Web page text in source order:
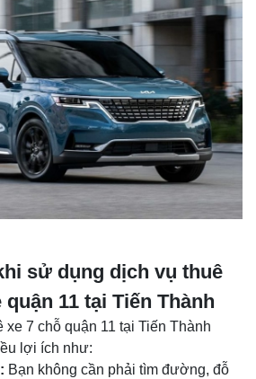
sử dụng dịch vụ thuê
11 tại Tiến Thành
xe 7 chỗ quận 11 tại Tiến Thành
lợi ích như:
Bạn không cần phải tìm đường, đỗ